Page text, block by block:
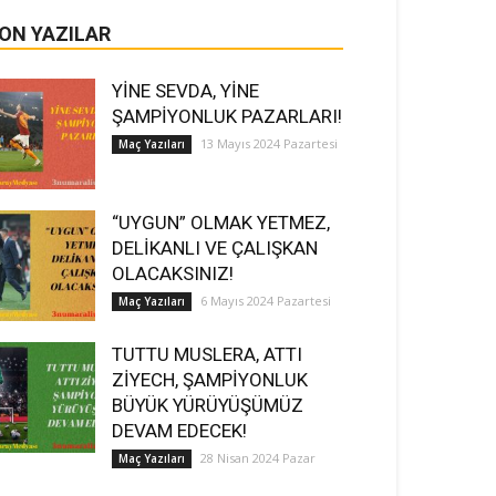
YAZILAR
YİNE SEVDA, YİNE
ŞAMPİYONLUK PAZARLARI!
Maç Yazıları 13 Mayıs 2024 Pazartesi
“UYGUN” OLMAK YETMEZ,
DELİKANLI VE ÇALIŞKAN
OLACAKSINIZ!
Maç Yazıları 6 Mayıs 2024 Pazartesi
TUTTU MUSLERA, ATTI
ZİYECH, ŞAMPİYONLUK
BÜYÜK YÜRÜYÜŞÜMÜZ
DEVAM EDECEK!
Maç Yazıları 28 Nisan 2024 Pazar